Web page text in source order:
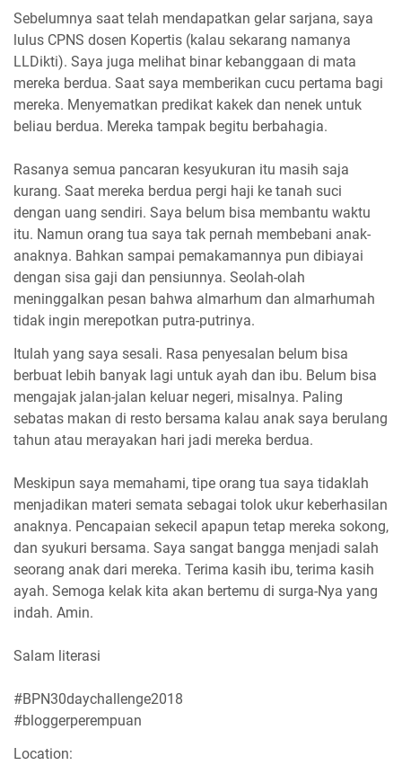
Sebelumnya saat telah mendapatkan gelar sarjana, saya
lulus CPNS dosen Kopertis (kalau sekarang namanya
LLDikti). Saya juga melihat binar kebanggaan di mata
mereka berdua. Saat saya memberikan cucu pertama bagi
mereka. Menyematkan predikat kakek dan nenek untuk
beliau berdua. Mereka tampak begitu berbahagia.
Rasanya semua pancaran kesyukuran itu masih saja
kurang. Saat mereka berdua pergi haji ke tanah suci
dengan uang sendiri. Saya belum bisa membantu waktu
itu. Namun orang tua saya tak pernah membebani anak-
anaknya. Bahkan sampai pemakamannya pun dibiayai
dengan sisa gaji dan pensiunnya. Seolah-olah
meninggalkan pesan bahwa almarhum dan almarhumah
tidak ingin merepotkan putra-putrinya.
Itulah yang saya sesali. Rasa penyesalan belum bisa
berbuat lebih banyak lagi untuk ayah dan ibu. Belum bisa
mengajak jalan-jalan keluar negeri, misalnya. Paling
sebatas makan di resto bersama kalau anak saya berulang
tahun atau merayakan hari jadi mereka berdua.
Meskipun saya memahami, tipe orang tua saya tidaklah
menjadikan materi semata sebagai tolok ukur keberhasilan
anaknya. Pencapaian sekecil apapun tetap mereka sokong,
dan syukuri bersama. Saya sangat bangga menjadi salah
seorang anak dari mereka. Terima kasih ibu, terima kasih
ayah. Semoga kelak kita akan bertemu di surga-Nya yang
indah. Amin.
Salam literasi
#BPN30daychallenge2018
#bloggerperempuan
Location: